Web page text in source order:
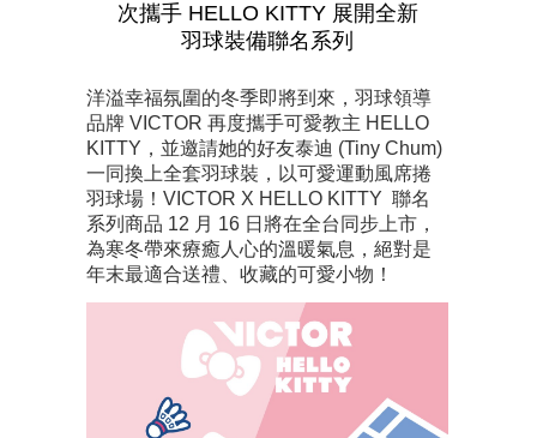
次攜手 HELLO KITTY 展開全新
羽球裝備聯名系列
洋溢幸福氛圍的冬季即將到來，羽球領導
品牌 VICTOR 再度攜手可愛教主 HELLO
KITTY，並邀請她的好友泰迪 (Tiny Chum)
一同換上全套羽球裝，以可愛運動風席捲
羽球場！VICTOR X HELLO KITTY 聯名
系列商品 12 月 16 日將在全台同步上市，
為寒冬帶來療癒人心的溫暖氣息，絕對是
年末最適合送禮、收藏的可愛小物！